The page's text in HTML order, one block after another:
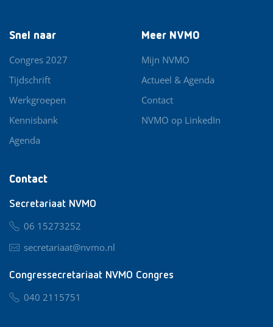
Contact
Secretariaat NVMO
06 15273252
secretariaat@nvmo.nl
Congressecretariaat NVMO Congres
040 2115751
Snel naar
Congres 2027
Tijdschrift
Werkgroepen
Kennisbank
Agenda
Meer NVMO
Mijn NVMO
Actueel & Agenda
Contact
NVMO op LinkedIn